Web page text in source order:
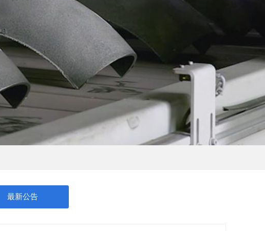
最新公告